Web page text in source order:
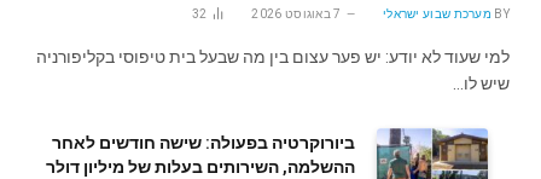
BY מערכת שבוע ישראלי 7 באוגוסט 2026 32
למי שעוד לא יודע: יש פער עצום בין מה שבעל בית טיפוסי בקליפורניה
שיש לו…
ביורוקרטיה בפעולה: שישה חודשים לאחר
ההשלמה, השירותים בעלות של מיליון דולר